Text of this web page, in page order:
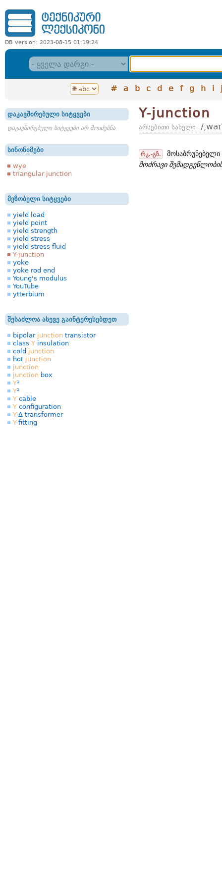
DB version: 2023-08-15 01:19:24
# a b c d e f g h i j
დაკავშირებული სიტყვები
დაკავშირებული სიტყვები არ მოიძებნა
სინონიმები
wye
triangular junction
მეზობელი სიტყვები
yield load
yield point
yield strength
yield stress
yield stress fluid
Y-junction
yoke
yoke rod end
Young's modulus
YouTube
ytterbium
შესაძლოა ასევე გაინტერესებდეთ
bipolar junction transistor
class Y insulation
cold junction
hot junction
junction
junction box
Y¹
Y²
Y cable
Y configuration
Y-Δ transformer
Y-fitting
Y-junction
არსებითი სახელი /
რკ.-გზ.
მოძრავი